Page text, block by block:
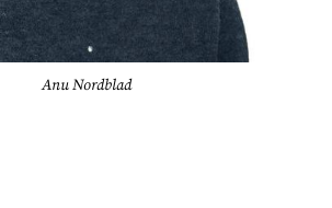
Anu Nordblad